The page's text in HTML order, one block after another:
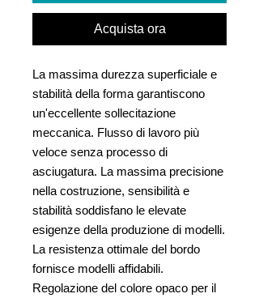
Acquista ora
La massima durezza superficiale e
stabilità della forma garantiscono
un'eccellente sollecitazione
meccanica. Flusso di lavoro più
veloce senza processo di
asciugatura. La massima precisione
nella costruzione, sensibilità e
stabilità soddisfano le elevate
esigenze della produzione di modelli.
La resistenza ottimale del bordo
fornisce modelli affidabili.
Regolazione del colore opaco per il